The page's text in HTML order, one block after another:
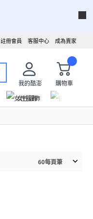
成為賣家
客服中心
註冊會員
我的酷澎
購物車
女性服飾
60每頁筆